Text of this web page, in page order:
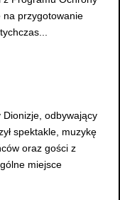
na przygotowanie
odbywający
spektakle, muzykę
oraz gości z
miejsce